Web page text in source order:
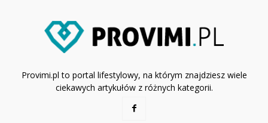
Provimi.pl to portal lifestylowy, na którym znajdziesz wiele
ciekawych artykułów z różnych kategorii.